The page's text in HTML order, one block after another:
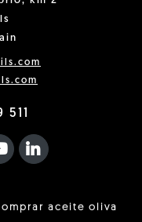
F
YOUTUBEFA LINKEDIN
aceite oliva